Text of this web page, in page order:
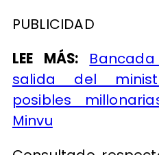
PUBLICIDAD
LEE MÁS:
salida del
posibles
Minvu